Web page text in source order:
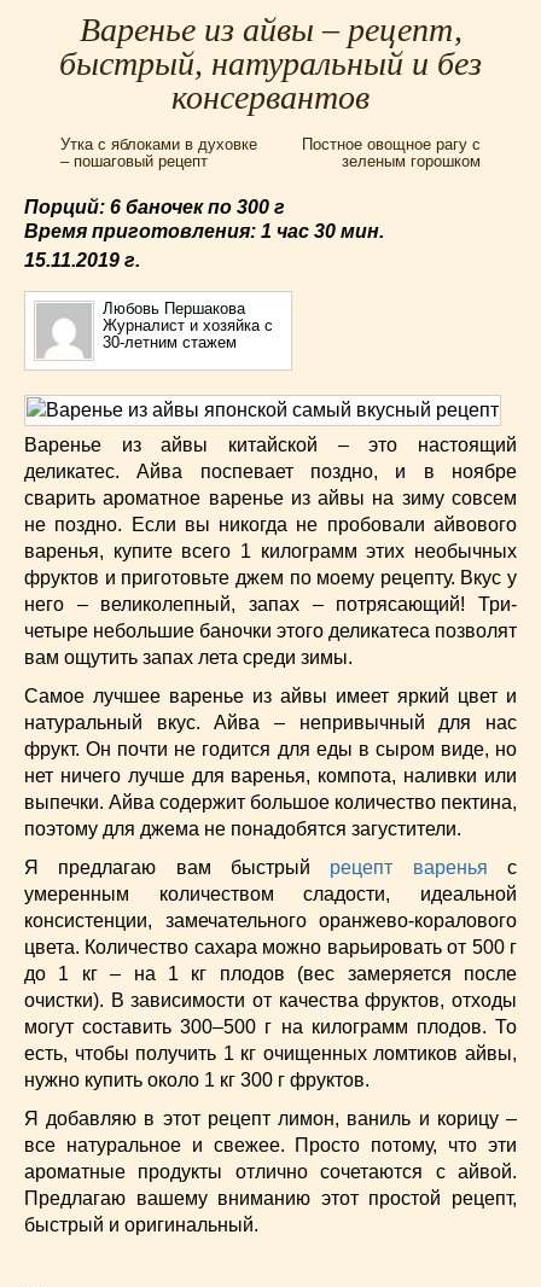
Для мультиварки Филипс
(38)
Еврейская кухня
(3)
Заготовки на зиму
(24)
Испанская кухня(2)
Итальянская кухня
(37)
Картошка (32)
Каши(24)
Кексы(43)
Китайская кухня
(15)
Лучшие
(9)
Макароны
Мексиканская кухня(9)
Мясные блюда(119)
Напитки
Немецкая кухня(10)
Необычные
(49)
Низкокалорийные (33)
Новогодние(57)
Новости
(54)
О жизни
Пасхальные
(17)
Печенье(13)
Пироги(55)
Польская кухня(21)
Постные (52)
Праздничные блюда(63)
Простые(102)
Русская кухня(81)
Рыба
Салаты(33)
Советы(42)
Соусы(8)
Супы(45)
Торты(52)
Украинская кухня(129)
Фасоль(20)
Фото еды
Варенье из айвы – рецепт,
быстрый, натуральный и без
консервантов
Утка с яблоками в духовке
– пошаговый рецепт
Постное овощное рагу с
зеленым горошком
Порций: 6 баночек по 300 г
Время приготовления: 1 час 30 мин.
15.11.2019 г.
Любовь Першакова
Журналист и хозяйка с
30-летним стажем
Варенье из айвы китайской – это настоящий
деликатес. Айва поспевает поздно, и в ноябре
сварить ароматное варенье из айвы на зиму совсем
не поздно. Если вы никогда не пробовали айвового
варенья, купите всего 1 килограмм этих необычных
фруктов и приготовьте джем по моему рецепту. Вкус у
него – великолепный, запах – потрясающий! Три-
четыре небольшие баночки этого деликатеса позволят
вам ощутить запах лета среди зимы.
Самое лучшее варенье из айвы имеет яркий цвет и
натуральный вкус. Айва – непривычный для нас
фрукт. Он почти не годится для еды в сыром виде, но
нет ничего лучше для варенья, компота, наливки или
выпечки. Айва содержит большое количество пектина,
поэтому для джема не понадобятся загустители.
Я предлагаю вам быстрый рецепт варенья с
умеренным количеством сладости, идеальной
консистенции, замечательного оранжево-коралового
цвета. Количество сахара можно варьировать от 500 г
до 1 кг – на 1 кг плодов (вес замеряется после
очистки). В зависимости от качества фруктов, отходы
могут составить 300–500 г на килограмм плодов. То
есть, чтобы получить 1 кг очищенных ломтиков айвы,
нужно купить около 1 кг 300 г фруктов.
Я добавляю в этот рецепт лимон, ваниль и корицу –
все натуральное и свежее. Просто потому, что эти
ароматные продукты отлично сочетаются с айвой.
Предлагаю вашему вниманию этот простой рецепт,
быстрый и оригинальный.